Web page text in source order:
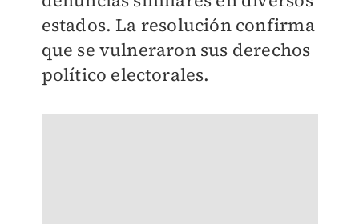
estados. La resolución confirma
que se vulneraron sus derechos
político electorales.